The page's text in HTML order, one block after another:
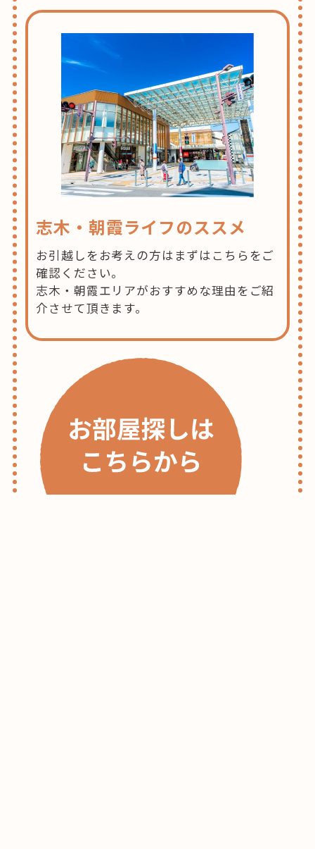
志木・朝霞ライフのススメ
お引越しをお考えの方はまずはこちらをご
確認ください。
志木・朝霞エリアがおすすめな理由をご紹
介させて頂きます。